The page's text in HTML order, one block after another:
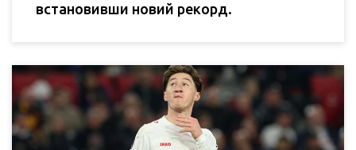
встановивши новий рекорд.